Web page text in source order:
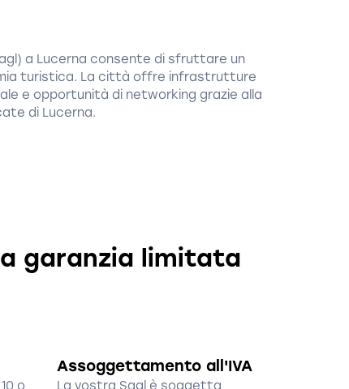
a Lucerna consente di sfruttare un
turistica. La città offre infrastrutture
e opportunità di networking grazie alla
di Lucerna.
garanzia limitata
o
Assoggettamento all'IVA
La vostra Sagl è soggetta